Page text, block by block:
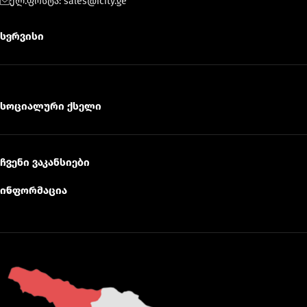
სერვისი
სოციალური ქსელი
ჩვენი ვაკანსიები
ინფორმაცია